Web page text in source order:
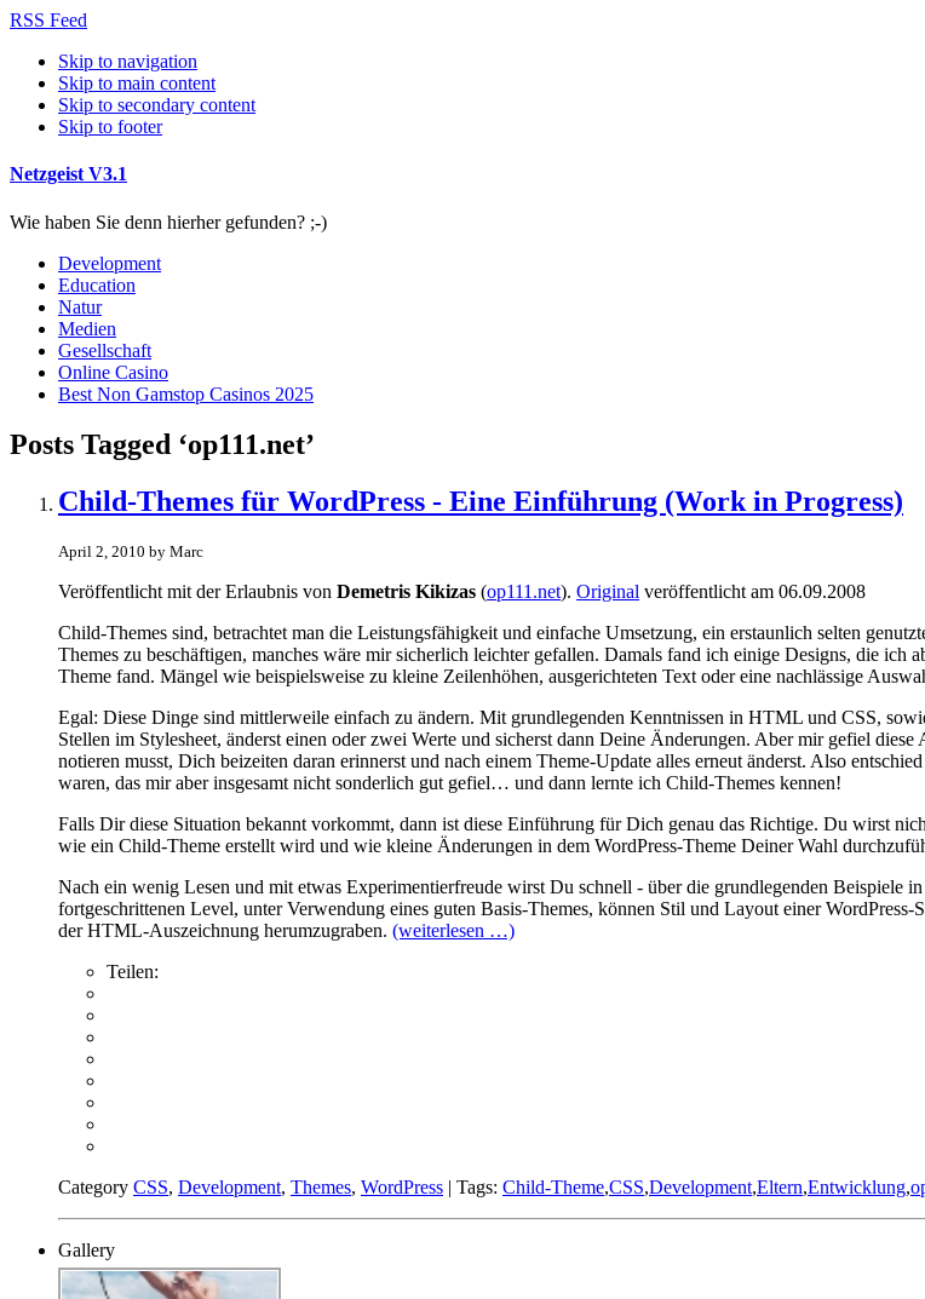
RSS Feed
Skip to navigation
Skip to main content
Skip to secondary content
Skip to footer
Netzgeist V3.1
Wie haben Sie denn hierher gefunden? ;-)
Development
Education
Natur
Medien
Gesellschaft
Online Casino
Best Non Gamstop Casinos 2025
Posts Tagged ‘op111.net’
Child-Themes für WordPress - Eine Einführung (Work in Progress)
April 2, 2010 by Marc
Veröffentlicht mit der Erlaubnis von Demetris Kikizas (op111.net). Original veröffentlicht am 06.09.2008
Child-Themes sind, betrachtet man die Leistungsfähigkeit und einfache Umsetzung, ein erstaunlich selten
Themes zu beschäftigen, manches wäre mir sicherlich leichter gefallen. Damals fand ich einige Designs, die
Theme fand. Mängel wie beispielsweise zu kleine Zeilenhöhen, ausgerichteten Text oder eine nachlässige
Egal: Diese Dinge sind mittlerweile einfach zu ändern. Mit grundlegenden Kenntnissen in HTML und CSS,
Stellen im Stylesheet, änderst einen oder zwei Werte und sicherst dann Deine Änderungen. Aber mir gefiel
notieren musst, Dich beizeiten daran erinnerst und nach einem Theme-Update alles erneut änderst. Also
waren, das mir aber insgesamt nicht sonderlich gut gefiel… und dann lernte ich Child-Themes kennen!
Falls Dir diese Situation bekannt vorkommt, dann ist diese Einführung für Dich genau das Richtige. Du wirst
wie ein Child-Theme erstellt wird und wie kleine Änderungen in dem WordPress-Theme Deiner Wahl
Nach ein wenig Lesen und mit etwas Experimentierfreude wirst Du schnell - über die grundlegenden Beispiele
fortgeschrittenen Level, unter Verwendung eines guten Basis-Themes, können Stil und Layout einer
der HTML-Auszeichnung herumzugraben. (weiterlesen …)
Teilen:
Category CSS, Development, Themes, WordPress | Tags: Child-Theme,CSS,Development,Eltern,Entwicklung,
Gallery